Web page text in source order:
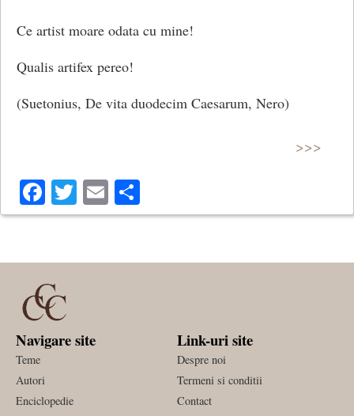
Ce artist moare odata cu mine!
Qualis artifex pereo!
(Suetonius, De vita duodecim Caesarum, Nero)
>>>
Facebook
Twitter
Email
Navigare site
Teme
Autori
Enciclopedie
Link-uri site
Despre noi
Termeni si conditii
Contact